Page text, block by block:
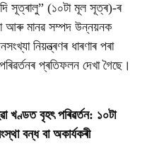
সূত্ৰালু” (১০টা মূল সূত্ৰ)-ৰ
আৰু মানৱ সম্পদ উন্নয়নক
নিয়ন্ত্ৰণৰ ধাৰণাৰ পৰা
প্ৰতিফলন দেখা গৈছে।
খণ্ডত বৃহৎ পৰিৱর্তন: ১০টা
বন্ধ বা অকাৰ্যকৰী